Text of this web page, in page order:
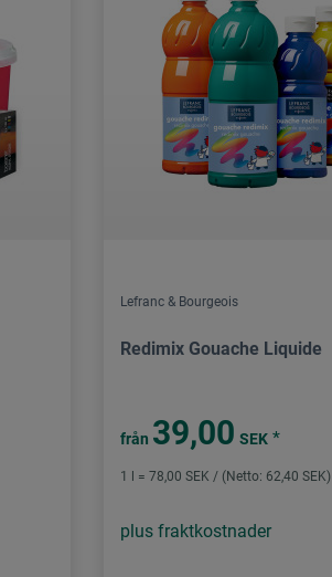
Lefranc & Bourgeois
Redimix Gouache Liquide
från 39,00 SEK *
1 l = 78,00 SEK / (Netto: 62,40 SEK)
plus fraktkostnader